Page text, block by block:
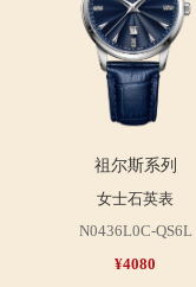
祖尔斯系列
女士石英表
N0436L0C-QS6L
¥4080